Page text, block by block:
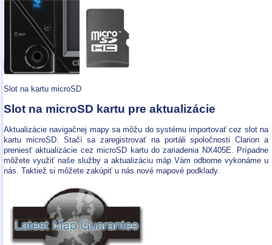
Slot na kartu microSD
Slot na microSD kartu pre aktualizácie
Aktualizácie navigačnej mapy sa môžu do systému importovať cez slot na
kartu microSD. Stačí sa zaregistrovať na portáli spoločnosti Clarion a
preniesť aktualizácie cez microSD kartu do zariadenia NX405E. Prípadne
môžete využiť naše služby a aktualizáciu máp Vám odborne vykonáme u
nás. Taktiež si môžete zakúpiť u nás nové mapové podklady.